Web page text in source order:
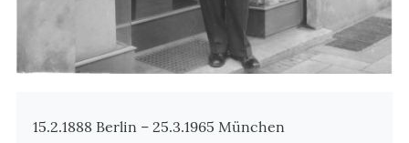
Zusatzinformationen
15.2.1888 Berlin – 25.3.1965 München